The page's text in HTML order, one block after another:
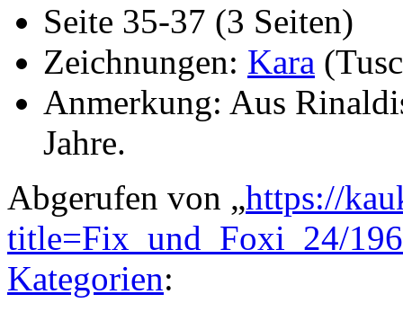
Seite 35-37 (3 Seiten)
Zeichnungen: Kara
Anmerkung: Aus
Jahre.
Abgerufen von „https://
title=Fix_und_Foxi_24/
Kategorien: